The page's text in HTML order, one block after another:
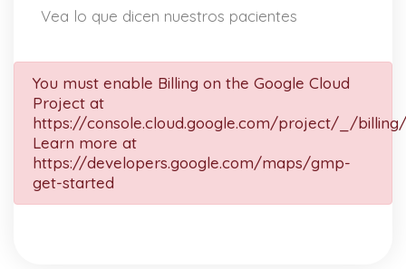
Vea lo que dicen nuestros pacientes
You must enable Billing on the Google Cloud
Project at
https://console.cloud.google.com/project/_/
Learn more at
https://developers.google.com/maps/gmp-
get-started